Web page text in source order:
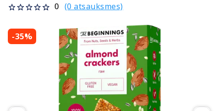
0 (0 atsauksmes)
-35%